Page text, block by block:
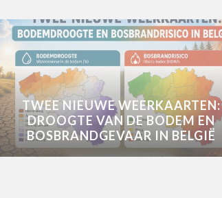
TWEE NIEUWE WEERKAARTEN:
DROOGTE VAN DE BODEM EN
BOSBRANDGEVAAR IN BELGIË